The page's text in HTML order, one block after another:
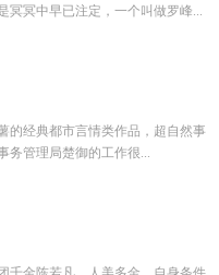
冥冥中早已注定，一个叫做罗峰...
的经典都市言情类作品，超自然事
务管理局楚御的工作很...